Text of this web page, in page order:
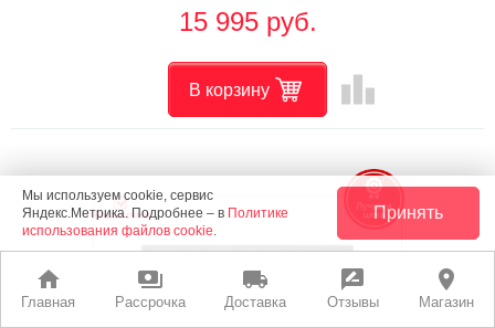
home
Главная
payments
Рассрочка
local_shipping
Доставка
rate_review
Отзывы
place
Магазин
15 995 руб.
В корзину leaderboard
Мы используем cookie, сервис
Яндекс.Метрика. Подробнее – в Политике
использования файлов cookie.
Принять